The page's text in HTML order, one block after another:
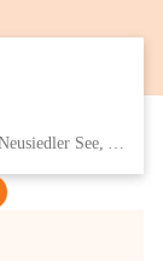
Eisenstädter Straße 18, 7091 Breitenbrunn am Neusiedler See, AUT